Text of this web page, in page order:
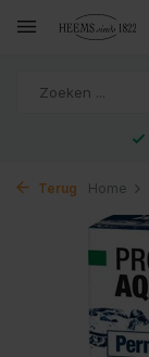
Terug Home